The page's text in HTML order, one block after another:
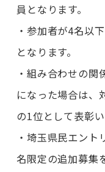
員となります。
・参加者が4名以
となります。
・組み合わせの
になった場合は、
の1位として表彰い
・埼玉県民エン
名限定の追加募集